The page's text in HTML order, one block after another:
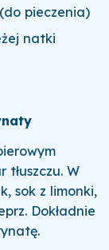
pieczenia)
natki
W
sok z limonki,
Dokładnie